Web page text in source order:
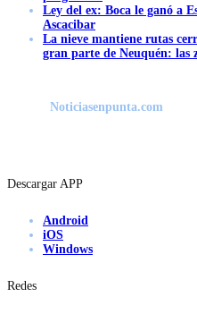
Ley del ex: Boca le ganó a
Ascacibar
La nieve mantiene rutas
gran parte de Neuquén: las
Noticiasenpunta.com
Descargar APP
Android
iOS
Windows
Redes